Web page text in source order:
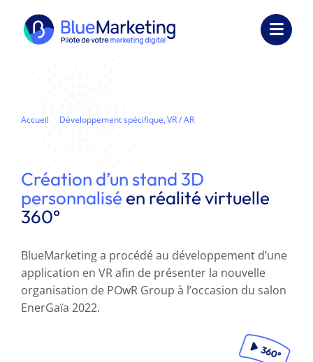
contenu
Réalisations
Ressources
Société
Nous contacter
Accueil Développement spécifique VR / AR
Création d’un stand 3D
personnalisé en réalité virtuelle
360°
BlueMarketing a procédé au développement d’une
application en VR afin de présenter la nouvelle
organisation de POwR Group à l’occasion du salon
EnerGaïa 2022.